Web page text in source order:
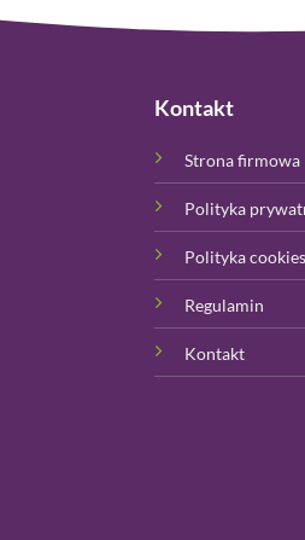
Kontakt
Strona firmowa
Polityka
Polityka cookies
Regulamin
Kontakt